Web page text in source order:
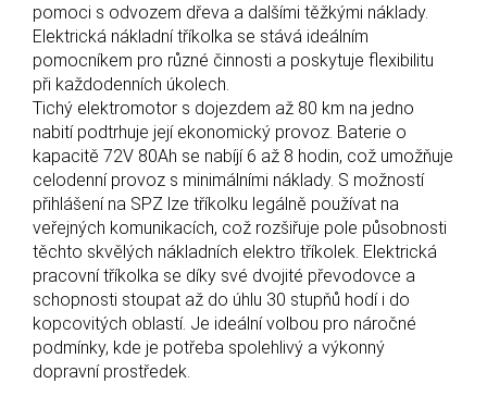
pomoci s odvozem dřeva a dalšími těžkými náklady.
Elektrická nákladní tříkolka se stává ideálním
pomocníkem pro různé činnosti a poskytuje flexibilitu
při každodenních úkolech.
Tichý elektromotor s dojezdem až 80 km na jedno
nabití podtrhuje její ekonomický provoz. Baterie o
kapacitě 72V 80Ah se nabíjí 6 až 8 hodin, což umožňuje
celodenní provoz s minimálními náklady. S možností
přihlášení na SPZ lze tříkolku legálně používat na
veřejných komunikacích, což rozšiřuje pole působnosti
těchto skvělých nákladních elektro tříkolek. Elektrická
pracovní tříkolka se díky své dvojité převodovce a
schopnosti stoupat až do úhlu 30 stupňů hodí i do
kopcovitých oblastí. Je ideální volbou pro náročné
podmínky, kde je potřeba spolehlivý a výkonný
dopravní prostředek.